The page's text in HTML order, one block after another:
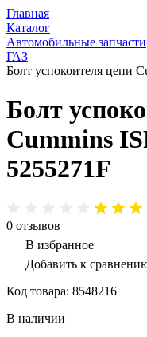
Главная
Каталог
Автомобильные запчасти
ГАЗ
Болт успокоителя цепи
Болт
Cummins
5255271F
0 отзывов
В избранное
Добавить к
Код товара: 8548216
В наличии